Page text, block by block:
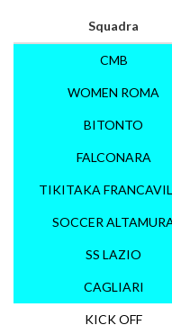
Squadra
CMB
WOMEN ROMA
BITONTO
FALCONARA
TIKITAKA
SOCCER
SS LAZIO
CAGLIARI
KICK OFF